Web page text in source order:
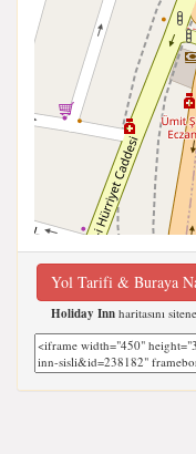
Yol Tarifi & Buraya
Holiday Inn haritasını